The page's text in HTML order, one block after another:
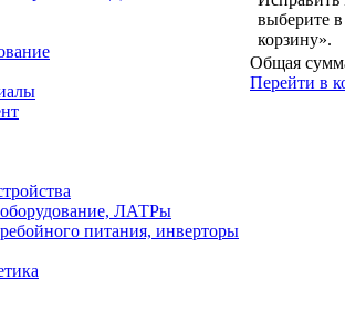
ЛАТРы
питания, инверторы
выберите
корзину».
Общая
Перейти в